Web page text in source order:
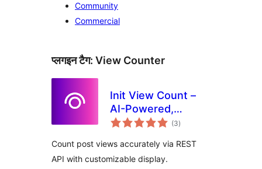
Community
Commercial
प्लगइन टैग: View Counter
Init View Count –
AI-Powered,
Trending, REST API
(3कुल
दर)
Count post views accurately via REST
API with customizable display.